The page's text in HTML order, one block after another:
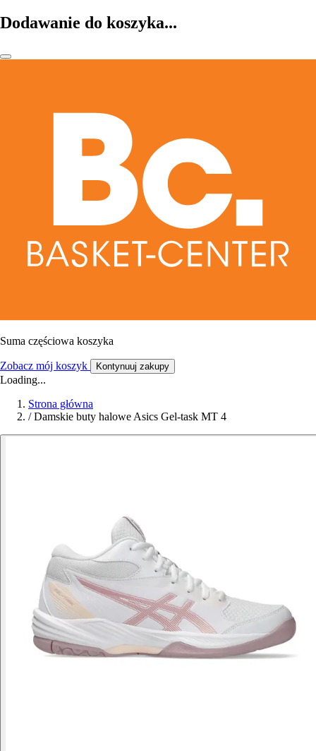
Dodawanie do koszyka...
Suma częściowa koszyka
Zobacz mój koszyk Kontynuuj zakupy
Loading...
Strona główna
/ Damskie buty halowe Asics Gel-task MT 4